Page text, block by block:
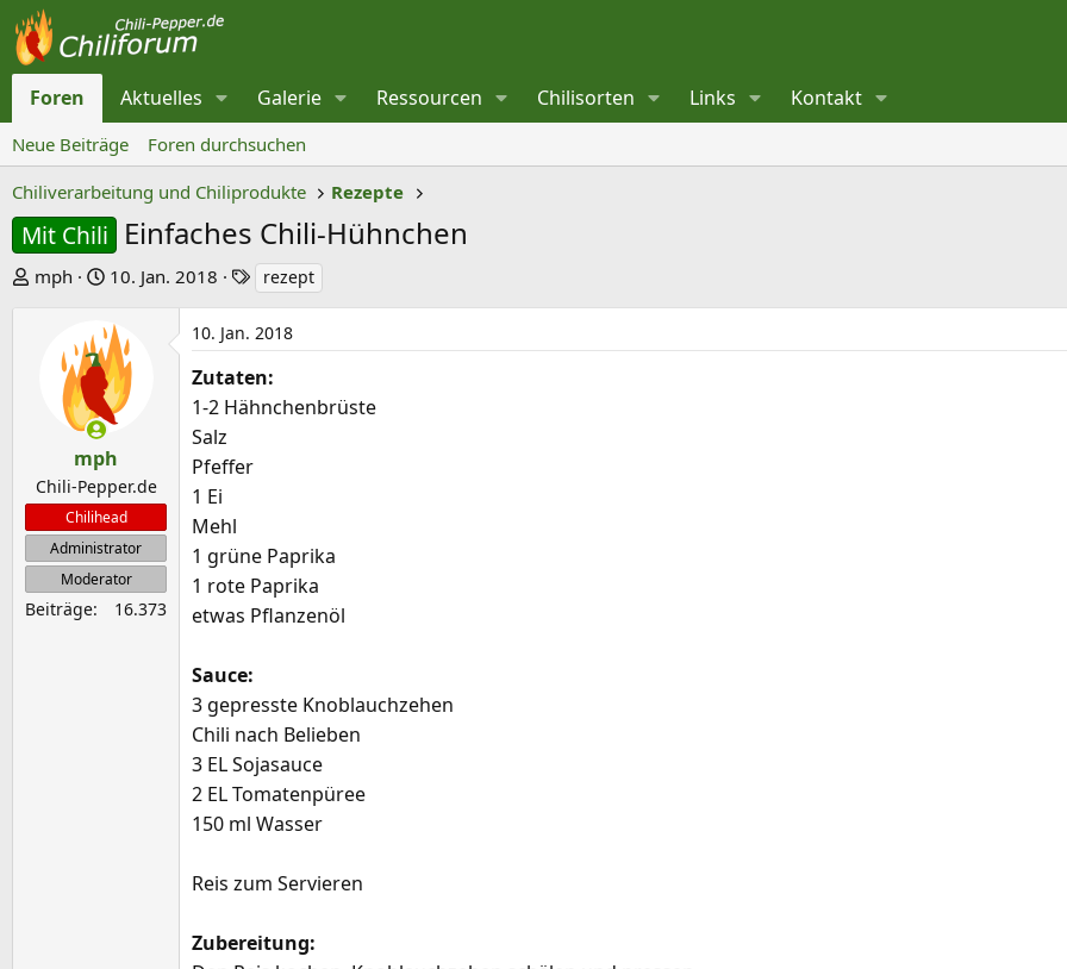
Foren Aktuelles Galerie Ressourcen Chilisorten Links Kontakt
Neue Beiträge
Foren durchsuchen
Chiliverarbeitung und Chiliprodukte
Rezepte
Mit Chili Einfaches Chili-Hühnchen
E
e
r
mph
E
s
t
e
l
l
a
m
10. Jan. 2018
c
h
a
g
e
rezept
mph
Chili-Pepper.de
Chilihead
Administrator
Moderator
Beiträge 16.373
10. Jan. 2018
Zutaten:
1-2 Hähnchenbrüste
Salz
Pfeffer
1 Ei
Mehl
1 grüne Paprika
1 rote Paprika
etwas Pflanzenöl
Sauce:
3 gepresste Knoblauchzehen
Chili nach Belieben
3 EL Sojasauce
2 EL Tomatenpüree
150 ml Wasser
Reis zum Servieren
Zubereitung: